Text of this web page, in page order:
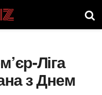
Ліга
з Днем